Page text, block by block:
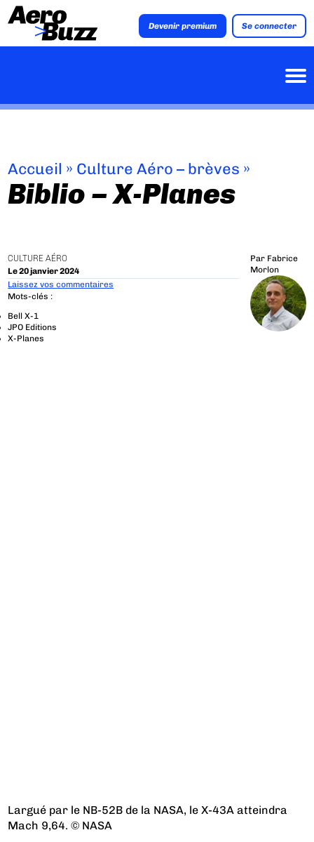
Devenir premium Se connecter
Accueil » Culture Aéro – brèves »
Biblio – X-Planes
CULTURE AÉRO
Le 20 janvier 2024
Par Fabrice
Morlon
Laissez vos commentaires
Mots-clés :
Bell X-1
JPO Editions
X-Planes
Largué par le NB-52B de la NASA, le X-43A atteindra
Mach 9,64. © NASA